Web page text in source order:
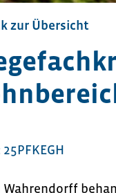
zur Übersicht​
25PFKEGH
Wahrendorff